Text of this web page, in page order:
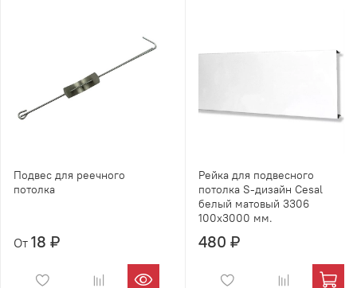
Подвес для реечного
потолка
От 18 ₽
Рейка для подвесного
потолка S-дизайн Cesal
белый матовый 3306
100х3000 мм.
480 ₽